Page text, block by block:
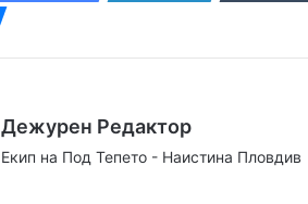
Дежурен Редактор
Екип на Под Тепето - Наистина Пловдив